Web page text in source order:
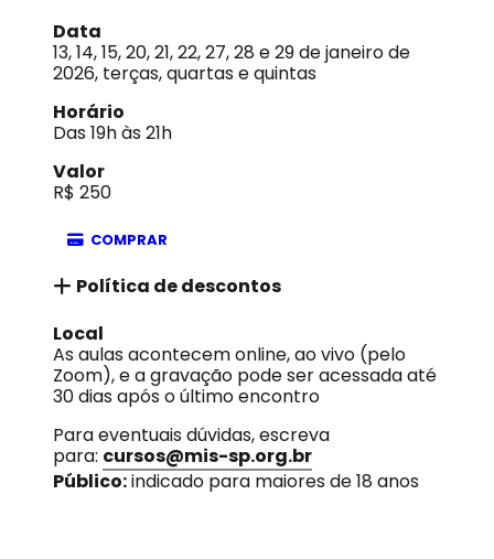
Data
13, 14, 15, 20, 21, 22, 27, 28 e 29 de janeiro de
2026, terças, quartas e quintas
Horário
Das 19h às 21h
Valor
R$ 250
COMPRAR
Política de descontos
Local
As aulas acontecem online, ao vivo (pelo
Zoom), e a gravação pode ser acessada até
30 dias após o último encontro
Para eventuais dúvidas, escreva
para: cursos@mis-sp.org.br
Público:indicado para maiores de 18 anos